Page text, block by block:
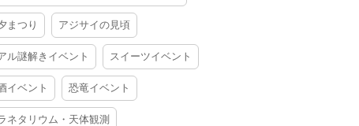
まつり アジサイの見頃
ル謎解きイベント スイーツイベント
イベント 恐竜イベント
ネタリウム・天体観測